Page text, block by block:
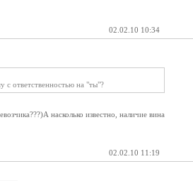
02.02.10 10:34
с ответственностью на "ты"?
насколько известно, наличие вина
02.02.10 11:19